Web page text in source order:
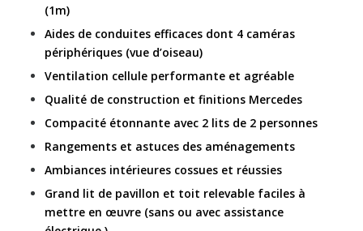
(1m)
Aides de conduites efficaces dont 4 caméras
périphériques (vue d’oiseau)
Ventilation cellule performante et agréable
Qualité de construction et finitions Mercedes
Compacité étonnante avec 2 lits de 2 personnes
Rangements et astuces des aménagements
Ambiances intérieures cossues et réussies
Grand lit de pavillon et toit relevable faciles à
mettre en œuvre (sans ou avec assistance